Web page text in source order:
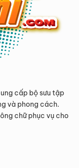
cấp bộ sưu tập
và phong cách.
chữ phục vụ cho